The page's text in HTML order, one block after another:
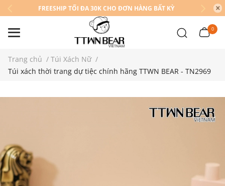
FREESHIP TỐI ĐA 30K CHO ĐƠN HÀNG BẤT KỲ
0
Trang chủ / Túi Xách Nữ /
Túi xách thời trang dự tiệc chính hãng TTWN BEAR - TN2969